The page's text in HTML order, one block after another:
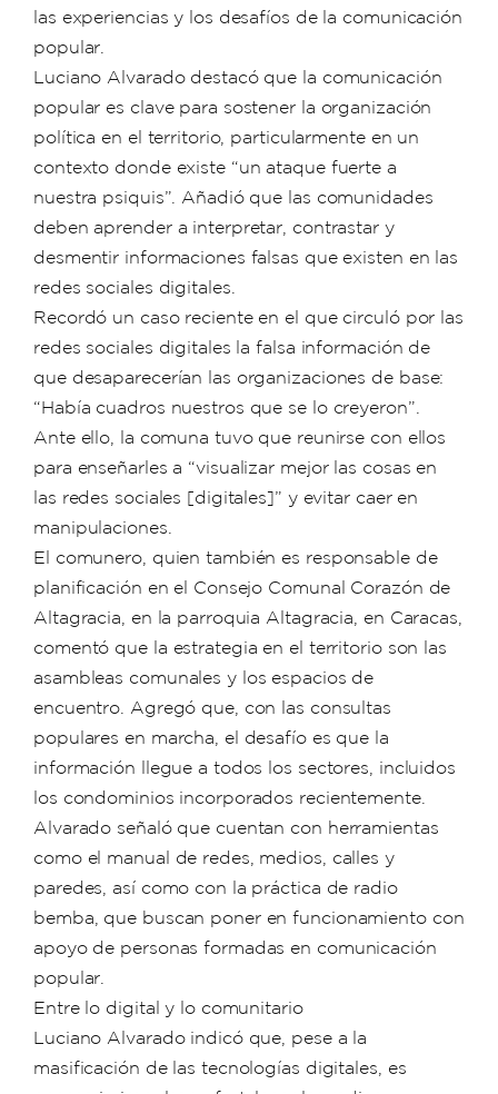
las experiencias y los desafíos de la comunicación
popular.
Luciano Alvarado destacó que la comunicación
popular es clave para sostener la organización
política en el territorio, particularmente en un
contexto donde existe “un ataque fuerte a
nuestra psiquis”. Añadió que las comunidades
deben aprender a interpretar, contrastar y
desmentir informaciones falsas que existen en las
redes sociales digitales.
Recordó un caso reciente en el que circuló por las
redes sociales digitales la falsa información de
que desaparecerían las organizaciones de base:
“Había cuadros nuestros que se lo creyeron”.
Ante ello, la comuna tuvo que reunirse con ellos
para enseñarles a “visualizar mejor las cosas en
las redes sociales [digitales]” y evitar caer en
manipulaciones.
El comunero, quien también es responsable de
planificación en el Consejo Comunal Corazón de
Altagracia, en la parroquia Altagracia, en Caracas,
comentó que la estrategia en el territorio son las
asambleas comunales y los espacios de
encuentro. Agregó que, con las consultas
populares en marcha, el desafío es que la
información llegue a todos los sectores, incluidos
los condominios incorporados recientemente.
Alvarado señaló que cuentan con herramientas
como el manual de redes, medios, calles y
paredes, así como con la práctica de radio
bemba, que buscan poner en funcionamiento con
apoyo de personas formadas en comunicación
popular.
Entre lo digital y lo comunitario
Luciano Alvarado indicó que, pese a la
masificación de las tecnologías digitales, es